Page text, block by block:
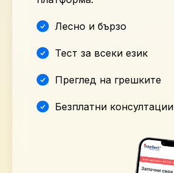
Лесно и бързо
Тест за всеки език
Преглед на грешките
Безплатни консултации